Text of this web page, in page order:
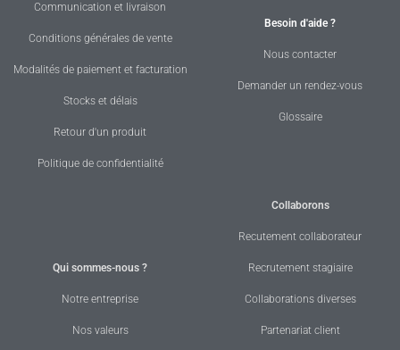
Communication et livraison
Conditions générales de vente
Modalités de paiement et facturation
Stocks et délais
Retour d'un produit
Politique de confidentialité
Besoin d'aide ?
Nous contacter
Demander un rendez-vous
Glossaire
Qui sommes-nous ?
Notre entreprise
Nos valeurs
Collaborons
Recutement collaborateur
Recrutement stagiaire
Collaborations diverses
Partenariat client